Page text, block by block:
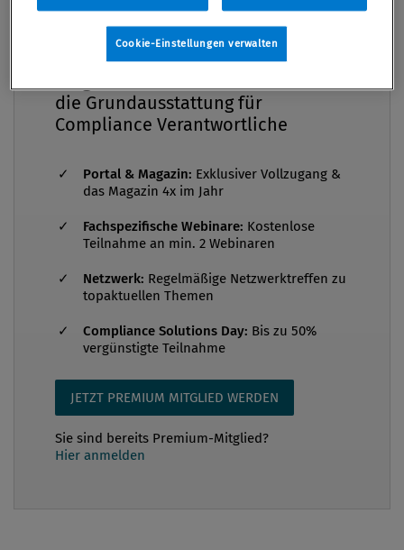
Leitlinien wurde im Dezember 2014 veröffentlicht.
Jede internationale Norm, die von ISO veröffentlicht
die alle fünf Jahre durchzuführen ist. Durch eine
Umfrage unter allen ISO-Mitgliedern wird
überarbeitet/geändert, in eine andere Form
umgewandelt oder zurückgezogen werden soll. Die
Umfrage zur Überarbeitung der ISO 19600:2014 fand
im Frühjahr 2018 statt, die ...
Compliance Praxis Premium
die Grundausstattung für
Compliance Verantwortliche
Portal & Magazin: Exklusiver Vollzugang &
das Magazin 4x im Jahr
Fachspezifische Webinare: Kostenlose
Teilnahme an min. 2 Webinaren
Netzwerk: Regelmäßige Netzwerktreffen zu
topaktuellen Themen
Compliance Solutions Day: Bis zu 50%
vergünstigte Teilnahme
JETZT PREMIUM MITGLIED WERDEN
Sie sind bereits Premium-Mitglied?
Hier anmelden
Cookie-Einstellungen verwalten